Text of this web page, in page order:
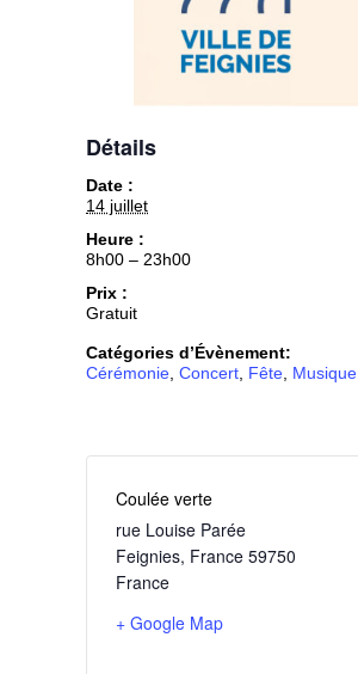
Détails
Date :
14 juillet
Heure :
8h00 – 23h00
Prix :
Gratuit
Catégories d’Évènement:
Cérémonie Concert Fête Musique
Coulée verte
rue Louise Parée
Feignies, France 59750
France
+ Google Map